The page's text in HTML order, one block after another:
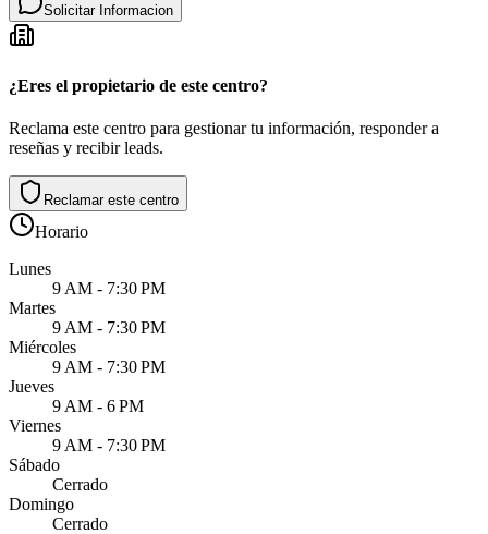
Solicitar Informacion
¿Eres el propietario de este centro?
Reclama este centro para gestionar tu información, responder a
reseñas y recibir leads.
Reclamar este centro
Horario
Lunes
9 AM - 7:30 PM
Martes
9 AM - 7:30 PM
Miércoles
9 AM - 7:30 PM
Jueves
9 AM - 6 PM
Viernes
9 AM - 7:30 PM
Sábado
Cerrado
Domingo
Cerrado